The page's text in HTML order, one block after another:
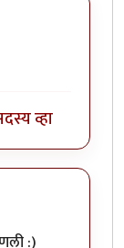
व्हा
:)